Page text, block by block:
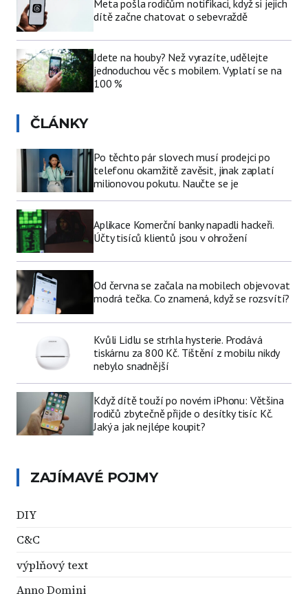
Meta pošla rodičům notifikaci, když si jejich
dítě začne chatovat o sebevraždě
Jdete na houby? Než vyrazíte, udělejte
jednoduchou věc s mobilem. Vyplatí se na
100 %
ČLÁNKY
Po těchto pár slovech musí prodejci po
telefonu okamžitě zavěsit, jinak zaplatí
milionovou pokutu. Naučte se je
Aplikace Komerční banky napadli hackeři.
Účty tisíců klientů jsou v ohrožení
Od června se začala na mobilech objevovat
modrá tečka. Co znamená, když se rozsvítí?
Kvůli Lidlu se strhla hysterie. Prodává
tiskárnu za 800 Kč. Tištění z mobilu nikdy
nebylo snadnější
Když dítě touží po novém iPhonu: Většina
rodičů zbytečně přijde o desítky tisíc Kč.
Jaký a jak nejlépe koupit?
ZAJÍMAVÉ POJMY
DIY
C&C
výplňový text
Anno Domini